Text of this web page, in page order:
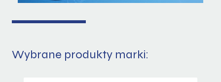
Wybrane produkty marki: